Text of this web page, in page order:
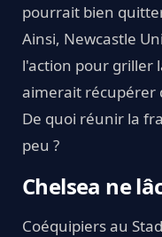
pourrait bien
Ainsi, Newcastle
l'action pour griller
aimerait récupérer
De quoi réunir la
peu ?
Chelsea ne
Coéquipiers au